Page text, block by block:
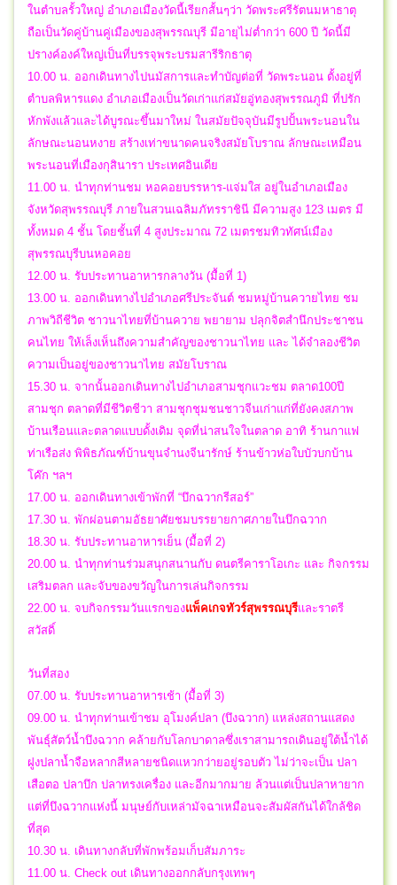
ในตำบลรั้วใหญ่ อำเภอเมืองวัดนี้เรียกสั้นๆว่า วัดพระศรีรัตนมหาธาตุ
ถือเป็นวัดคู่บ้านคู่เมืองของสุพรรณบุรี มีอายุไม่ต่ำกว่า 600 ปี วัดนี้มี
ปรางค์องค์ใหญ่เป็นที่บรรจุพระบรมสารีริกธาตุ
10.00 น. ออกเดินทางไปนมัสการและทำบัญต่อที่ วัดพระนอน ตั้งอยู่ที่
ตำบลพิหารแดง อำเภอเมืองเป็นวัดเก่าแก่สมัยอู่ทองสุพรรณภูมิ ที่ปรัก
หักพังแล้วและได้บูรณะขึ้นมาใหม่ ในสมัยปัจจุบันมีรูปปั้นพระนอนใน
ลักษณะนอนหงาย สร้างเท่าขนาดคนจริงสมัยโบราณ ลักษณะเหมือน
พระนอนที่เมืองกุสินารา ประเทศอินเดีย
11.00 น. นำทุกท่านชม หอคอยบรรหาร-แจ่มใส อยู่ในอำเภอเมือง
จังหวัดสุพรรณบุรี ภายในสวนเฉลิมภัทรราชินี มีความสูง 123 เมตร มี
ทั้งหมด 4 ชั้น โดยชั้นที่ 4 สูงประมาณ 72 เมตรชมทิวทัศน์เมือง
สุพรรณบุรีบนหอคอย
12.00 น. รับประทานอาหารกลางวัน (มื้อที่ 1)
13.00 น. ออกเดินทางไปอำเภอศรีประจันต์ ชมหมู่บ้านควายไทย ชม
ภาพวิถีชีวิต ชาวนาไทยที่บ้านควาย พยายาม ปลุกจิตสำนึกประชาชน
คนไทย ให้เล็งเห็นถึงความสำคัญของชาวนาไทย และ ได้จำลองชีวิต
ความเป็นอยู่ของชาวนาไทย สมัยโบราณ
15.30 น. จากนั้นออกเดินทางไปอำเภอสามชุกแวะชม ตลาด100ปี
สามชุก ตลาดที่มีชีวิตชีวา สามชุกชุมชนชาวจีนเก่าแก่ที่ยังคงสภาพ
บ้านเรือนและตลาดแบบดั้งเดิม จุดที่น่าสนใจในตลาด อาทิ ร้านกาแฟ
ท่าเรือส่ง พิพิธภัณฑ์บ้านขุนจำนงจีนารักษ์ ร้านข้าวห่อใบบัวบกบ้าน
โค๊ก ฯลฯ
17.00 น. ออกเดินทางเข้าพักที่ “บึกฉวากรีสอร์”
17.30 น. พักผ่อนตามอัธยาศัยชมบรรยายกาศภายในบึกฉวาก
18.30 น. รับประทานอาหารเย็น (มื้อที่ 2)
20.00 น. นำทุกท่านร่วมสนุกสนานกับ ดนตรีคาราโอเกะ และ กิจกรรม
เสริมตลก และจับของขวัญในการเล่นกิจกรรม
22.00 น. จบกิจกรรมวันแรกของแพ็คเกจทัวร์สุพรรณบุรีและราตรี
สวัสดิ์
วันที่สอง
07.00 น. รับประทานอาหารเช้า (มื้อที่ 3)
09.00 น. นำทุกท่านเข้าชม อุโมงค์ปลา (บึงฉวาก) แหล่งสถานแสดง
พันธุ์สัตว์น้ำบึงฉวาก คล้ายกับโลกบาดาลซึ่งเราสามารถเดินอยู่ใต้น้ำได้
ฝูงปลาน้ำจือหลากสีหลายชนิดแหวกว่ายอยู่รอบตัว ไม่ว่าจะเป็น ปลา
เสือตอ ปลาบึก ปลาทรงเครื่อง และอีกมากมาย ล้วนแต่เป็นปลาหายาก
แต่ที่บึงฉวากแห่งนี้ มนุษย์กับเหล่ามัจฉาเหมือนจะสัมผัสกันได้ใกล้ชิด
ที่สุด
10.30 น. เดินทางกลับที่พักพร้อมเก็บสัมภาระ
11.00 น. Check out เดินทางออกกลับกรุงเทพๆ